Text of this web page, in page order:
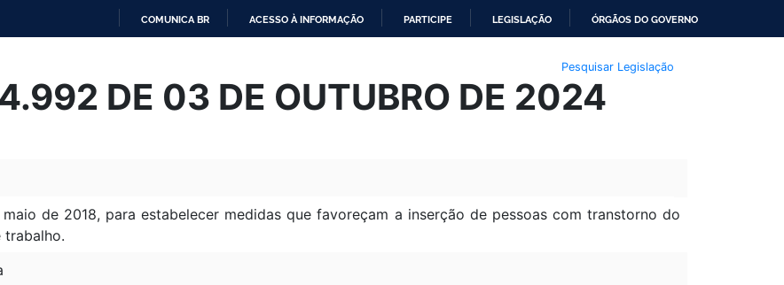
O
CONTEÚDO
COMUNICA BR ACESSO À INFORMAÇÃO PARTICIPE LEGISLAÇÃO ÓRGÃOS DO GOVERNO
Pesquisar Legislação
DE 03 DE OUTUBRO DE 2024
de 2018, para estabelecer medidas que favoreçam a inserção de pessoas com transtorno do
trabalho.